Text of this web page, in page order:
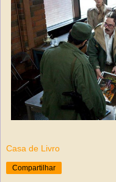
Casa de Livro
Compartilhar